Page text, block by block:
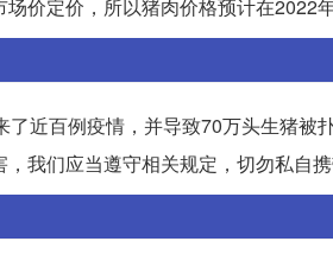
价定价，所以猪肉价格预计在2022
近百例疫情，并导致70万头生猪被
我们应当遵守相关规定，切勿私自携